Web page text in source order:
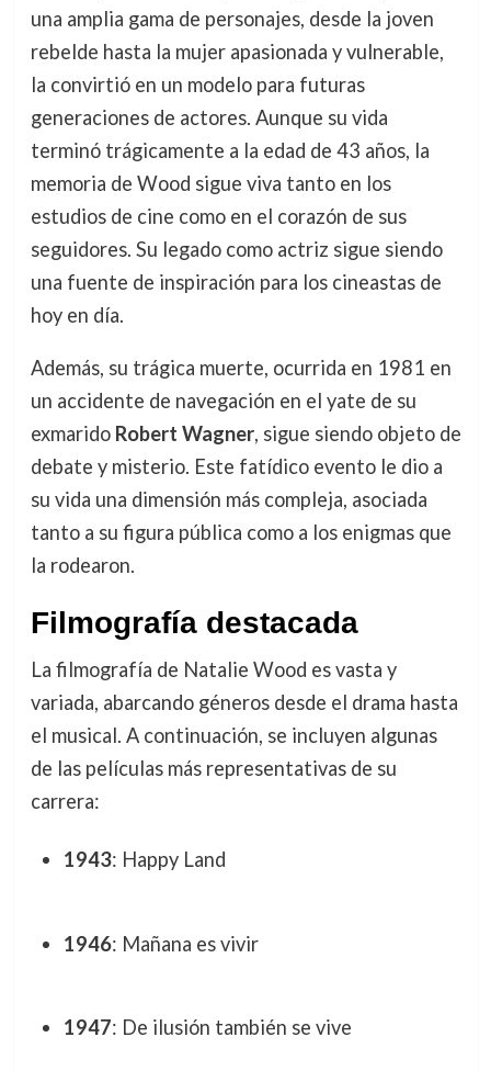
una amplia gama de personajes, desde la joven
rebelde hasta la mujer apasionada y vulnerable,
la convirtió en un modelo para futuras
generaciones de actores. Aunque su vida
terminó trágicamente a la edad de 43 años, la
memoria de Wood sigue viva tanto en los
estudios de cine como en el corazón de sus
seguidores. Su legado como actriz sigue siendo
una fuente de inspiración para los cineastas de
hoy en día.
Además, su trágica muerte, ocurrida en 1981 en
un accidente de navegación en el yate de su
exmarido Robert Wagner, sigue siendo objeto de
debate y misterio. Este fatídico evento le dio a
su vida una dimensión más compleja, asociada
tanto a su figura pública como a los enigmas que
la rodearon.
Filmografía destacada
La filmografía de Natalie Wood es vasta y
variada, abarcando géneros desde el drama hasta
el musical. A continuación, se incluyen algunas
de las películas más representativas de su
carrera:
1943: Happy Land
1946: Mañana es vivir
1947: De ilusión también se vive